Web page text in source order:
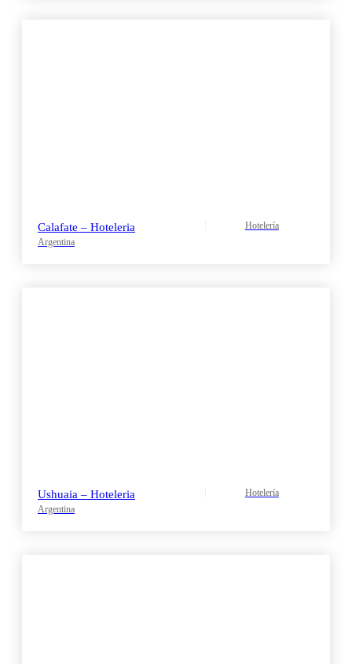
Calafate – Hoteleria
Argentina
Hotelería
Ushuaia – Hoteleria
Argentina
Hotelería